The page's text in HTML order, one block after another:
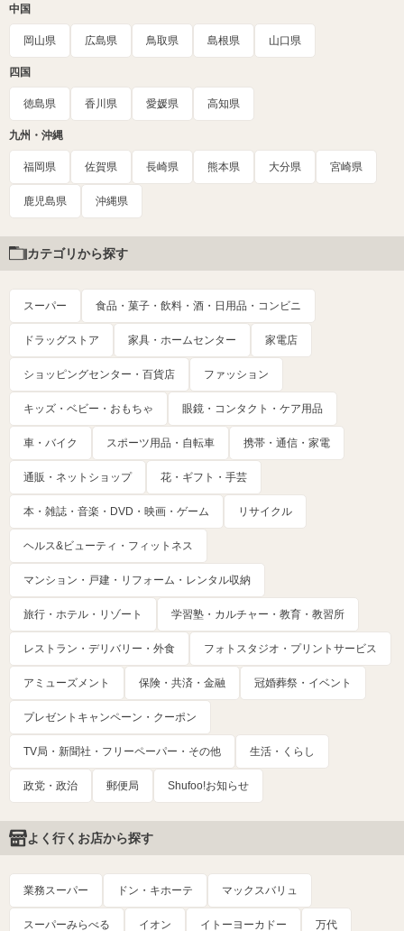
中国
岡山県 広島県 鳥取県 島根県 山口県
四国
徳島県 香川県 愛媛県 高知県
九州・沖縄
福岡県 佐賀県 長崎県 熊本県 大分県 宮崎県
鹿児島県 沖縄県
カテゴリから探す
スーパー 食品・菓子・飲料・酒・日用品・コンビニ
ドラッグストア 家具・ホームセンター 家電店
ショッピングセンター・百貨店 ファッション
キッズ・ベビー・おもちゃ 眼鏡・コンタクト・ケア用品
車・バイク スポーツ用品・自転車 携帯・通信・家電
通販・ネットショップ 花・ギフト・手芸
本・雑誌・音楽・DVD・映画・ゲーム リサイクル
ヘルス&ビューティ・フィットネス
マンション・戸建・リフォーム・レンタル収納
旅行・ホテル・リゾート 学習塾・カルチャー・教育・教習所
レストラン・デリバリー・外食 フォトスタジオ・プリントサービス
アミューズメント 保険・共済・金融 冠婚葬祭・イベント
プレゼントキャンペーン・クーポン
TV局・新聞社・フリーペーパー・その他 生活・くらし
政党・政治 郵便局 Shufoo!お知らせ
よく行くお店から探す
業務スーパー ドン・キホーテ マックスバリュ
スーパーみらべる イオン イトーヨーカドー 万代